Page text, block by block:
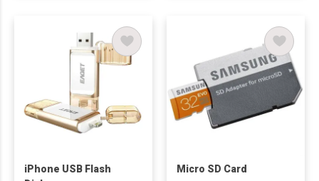
iPhone USB Flash
Micro SD Card